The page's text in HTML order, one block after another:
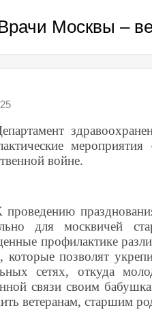
Москвы –
войне.
проведению
для москвичей
профилактике
которые позволят
сетях, откуда
связи своим
ветеранам, старшим